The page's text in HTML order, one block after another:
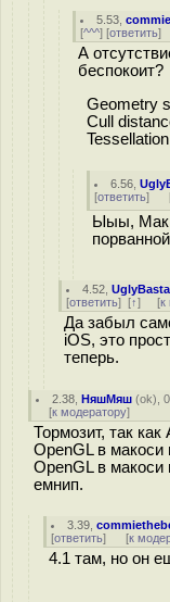
5.53 ,
[^^^] [ответить]
А
беспокоит?
Geometry
Cull
6.56 ,
[ответить]
Ыыы, Мак
4.52 ,
[ответить] [↑] [к
Да забыл
iOS, это
теперь.
2.38 ,НяшМяш (ok),
[к модератору]
Тормозит, так
OpenGL в
OpenGL в макоси
емнип.
3.39 ,
[ответить] [к
4.1 там, но он